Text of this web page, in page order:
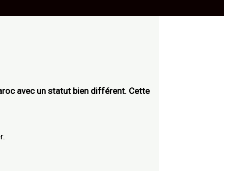
avec un statut bien différent. Cette